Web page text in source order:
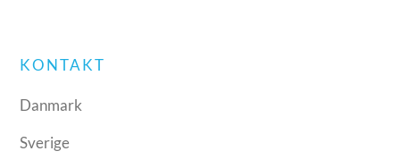
KONTAKT
Danmark
Sverige